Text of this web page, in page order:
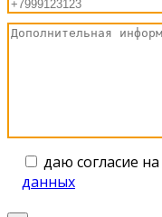
даю согласие на
данных